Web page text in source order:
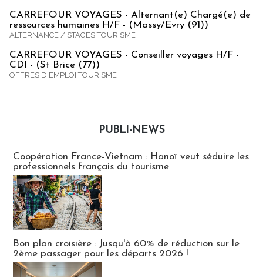
CARREFOUR VOYAGES - Alternant(e) Chargé(e) de
ressources humaines H/F - (Massy/Evry (91))
ALTERNANCE / STAGES TOURISME
CARREFOUR VOYAGES - Conseiller voyages H/F -
CDI - (St Brice (77))
OFFRES D'EMPLOI TOURISME
PUBLI-NEWS
Coopération France-Vietnam : Hanoï veut séduire les
professionnels français du tourisme
Bon plan croisière : Jusqu'à 60% de réduction sur le
2ème passager pour les départs 2026 !